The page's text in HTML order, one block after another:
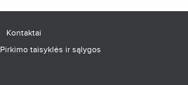
Kontaktai
Pirkimo taisyklės ir sąlygos